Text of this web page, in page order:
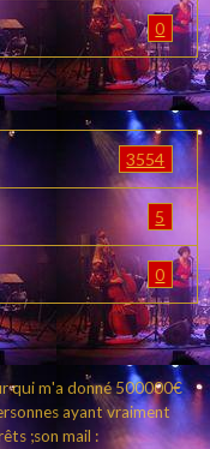
0
3554
5
0
qui m'a donné 500000€
ayant vraiment
;son mail :